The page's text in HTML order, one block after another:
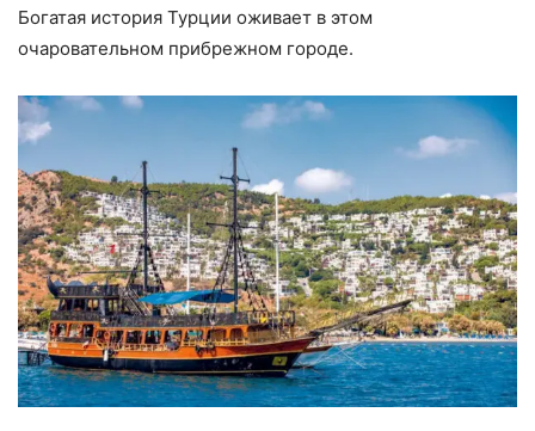
Богатая история Турции оживает в этом
очаровательном прибрежном городе.